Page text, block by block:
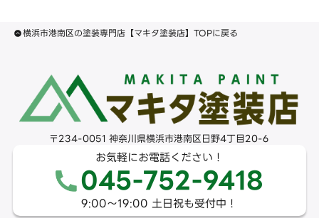
横浜市港南区の塗装専門店【マキタ塗装店】TOPに戻る
〒234-0051 神奈川県横浜市港南区日野4丁目20-6
お気軽にお電話ください！
045-752-9418
9:00〜19:00 土日祝も受付中！